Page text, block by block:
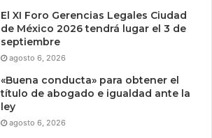
El XI Foro Gerencias Legales Ciudad
de México 2026 tendrá lugar el 3 de
septiembre
agosto 6, 2026
«Buena conducta» para obtener el
título de abogado e igualdad ante la
ley
agosto 6, 2026